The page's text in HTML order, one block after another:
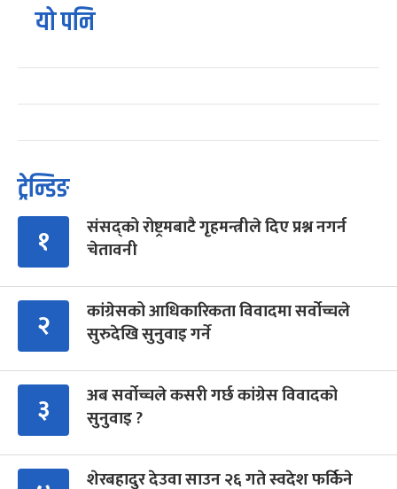
यो पनि
ट्रेन्डिङ
१
संसद्को रोष्ट्रमबाटै गृहमन्त्रीले दिए प्रश्न नगर्न
चेतावनी
२
कांग्रेसको आधिकारिकता विवादमा सर्वोच्चले
सुरुदेखि सुनुवाइ गर्ने
३
अब सर्वोच्चले कसरी गर्छ कांग्रेस विवादको
सुनुवाइ ?
शेरबहादुर देउवा साउन २६ गते स्वदेश फर्किने